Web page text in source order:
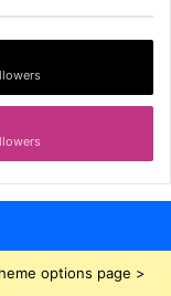
options page >